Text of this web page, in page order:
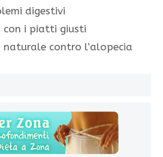
digestivi
con i piatti giusti
contro l’alopecia